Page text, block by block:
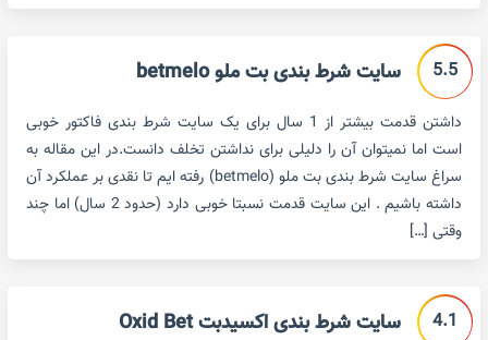
5.5 سایت شرط بندی بت ملو betmelo
داشتن قدمت بیشتر از 1 سال برای یک سایت شرط بندی فاکتور خوبی
است اما نمیتوان آن را دلیلی برای نداشتن تخلف دانست.در این مقاله به
سراغ سایت شرط بندی بت ملو (betmelo) رفته ایم تا نقدی بر عملکرد آن
داشته باشیم . این سایت قدمت نسبتا خوبی دارد (حدود 2 سال) اما چند
وقتی […]
4.1 سایت شرط بندی اکسیدبت Oxid Bet